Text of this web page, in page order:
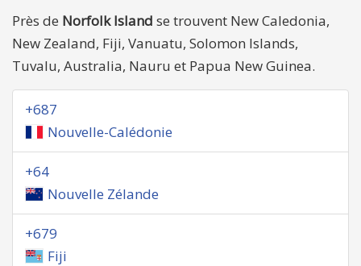
Près de Norfolk Island se trouvent New Caledonia,
New Zealand, Fiji, Vanuatu, Solomon Islands,
Tuvalu, Australia, Nauru et Papua New Guinea.
+687
Nouvelle-Calédonie
+64
Nouvelle Zélande
+679
Fiji